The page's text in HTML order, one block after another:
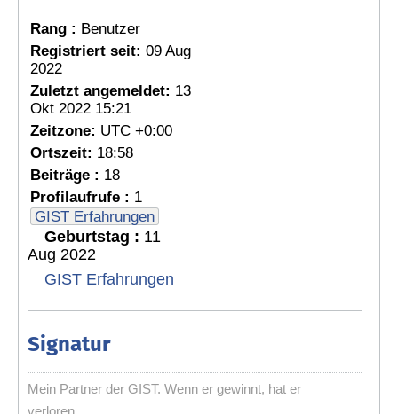
Rang : Benutzer
Registriert seit: 09 Aug
2022
Zuletzt angemeldet: 13
Okt 2022 15:21
Zeitzone: UTC +0:00
Ortszeit: 18:58
Beiträge : 18
Profilaufrufe : 1
GIST Erfahrungen
Geburtstag : 11
Aug 2022
GIST Erfahrungen
Signatur
Mein Partner der GIST. Wenn er gewinnt, hat er